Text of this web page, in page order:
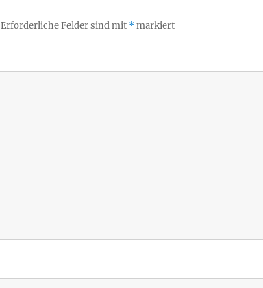
Erforderliche Felder sind mit *markiert